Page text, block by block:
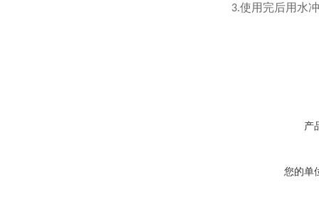
3.使用完后用水
产
您的单